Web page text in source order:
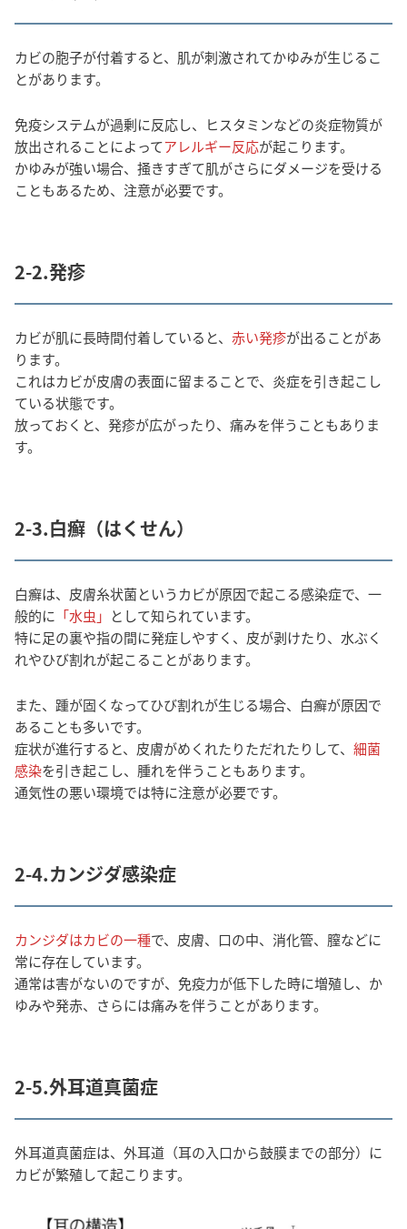
カビの胞子が付着すると、肌が刺激されてかゆみが生じるこ
とがあります。
免疫システムが過剰に反応し、ヒスタミンなどの炎症物質が
放出されることによってアレルギー反応が起こります。
かゆみが強い場合、掻きすぎて肌がさらにダメージを受ける
こともあるため、注意が必要です。
2-2.発疹
カビが肌に長時間付着していると、 赤い発疹が出ることがあ
ります。
これはカビが皮膚の表面に留まることで、炎症を引き起こし
ている状態です。
放っておくと、発疹が広がったり、痛みを伴うこともありま
す。
2-3.白癬（はくせん）
白癬は、皮膚糸状菌というカビが原因で起こる感染症で、一
般的に 「水虫」 として知られています。
特に足の裏や指の間に発症しやすく、皮が剥けたり、水ぶく
れやひび割れが起こることがあります。
また、踵が固くなってひび割れが生じる場合、白癬が原因で
あることも多いです。
症状が進行すると、皮膚がめくれたりただれたりして、 細菌
感染を引き起こし、腫れを伴うこともあります。
通気性の悪い環境では特に注意が必要です。
2-4.カンジダ感染症
カンジダはカビの一種で、皮膚、口の中、消化管、膣などに
常に存在しています。
通常は害がないのですが、免疫力が低下した時に増殖し、か
ゆみや発赤、さらには痛みを伴うことがあります。
2-5.外耳道真菌症
外耳道真菌症は、外耳道（耳の入口から鼓膜までの部分）に
カビが繁殖して起こります。